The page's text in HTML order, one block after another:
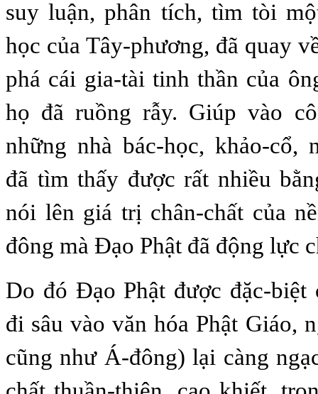
suy luận, phân tích, tìm tòi
học của Tây-phương, đã quay
phá cái gia-tài tinh thần của
họ đã ruồng rẫy. Giúp vào
những nhà bác-học, khảo-cổ,
đã tìm thấy được rất nhiều
nói lên giá trị chân-chất của
đông mà Ðạo Phật đã động lực
Do đó Ðạo Phật được đặc-biệt
đi sâu vào văn hóa Phật Giáo,
cũng như Á-đông) lại càng